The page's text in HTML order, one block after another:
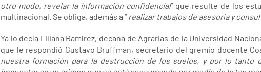
otro modo, revelar la información confidencial” que resulte de los
multinacional. Se obliga, además a “ realizar trabajos de asesoría y
Ya lo decía Liliana Ramírez, decana de Agrarias de la Universidad
que le respondió Gustavo Bruffman, secretario del gremio docente
nuestra formación para la destrucción de los suelos, y por lo tanto